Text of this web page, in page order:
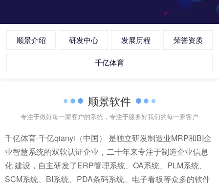
顺景介绍 研发中心 发展历程 荣誉资质
千亿体育
顺景软件
专注于做好每一家客户的系统，专注于服务好我们的每一家客户
千亿体育-千亿qianyi（中国） 是独立研发制造业MRP和BI企
业智慧系统的双软认证企业，二十年来专注于制造企业信息
化 建设，自主研发了ERP管理系统、OA系统、PLM系统、
SCM系统、BI系统、PDA条码系统、电子看板等众多的软件